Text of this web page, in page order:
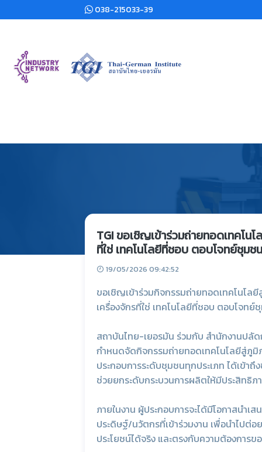
038-215033-39
TGI ขอเชิญเข้าร่วมถ่ายทอดเทคโน
ที่ใช่ เทคโนโลยีที่ชอบ ตอบโจทย์ชุมช
19/05/2026 09:42:52
ขอเชิญเข้าร่วมกิจกรรมถ่ายทอดเทคโนโล
เครื่องจักรที่ใช่ เทคโนโลยีที่ชอบ ตอบโจทย์
สถาบันไทย-เยอรมัน ร่วมกับ สำนักงานปลั
กำหนดจัดกิจกรรมถ่ายทอดเทคโนโลยีสู่ภูมิ
ประกอบการระดับชุมชนทุกประเภท ได้เข้า
ช่วยยกระดับกระบวนการผลิตให้มีประสิทธิ
ภายในงาน ผู้ประกอบการจะได้มีโอกาสนำ
ประดิษฐ์/นวัตกรที่เข้าร่วมงาน เพื่อนำไปต่
ประโยชน์ได้จริง และตรงกับความต้องการ